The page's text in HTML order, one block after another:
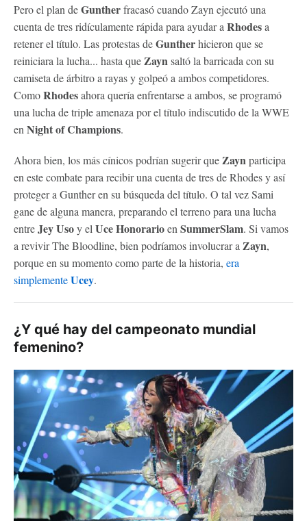
Pero el plan deGuntherfracasó cuando Zayn ejecutó una
cuenta de tres ridículamente rápida para ayudar a Rhodesa
retener el título. Las protestas deGuntherhicieron que se
reiniciara la lucha... hasta queZaynsaltó la barricada con su
camiseta de árbitro a rayas y golpeó a ambos competidores.
ComoRhodesahora quería enfrentarse a ambos, se programó
una lucha de triple amenaza por el título indiscutido de la WWE
en Night of Champions.
Ahora bien, los más cínicos podrían sugerir queZaynparticipa
en este combate para recibir una cuenta de tres de Rhodes y así
proteger a Gunther en su búsqueda del título. O tal vez Sami
gane de alguna manera, preparando el terreno para una lucha
entreJey Usoy el Uce Honorarioen SummerSlam. Si vamos
a revivir The Bloodline, bien podríamos involucrar a Zayn,
porque en su momento como parte de la historia, era
simplementeUcey.
¿Y qué hay del campeonato mundial
femenino?